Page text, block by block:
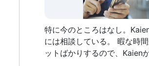
特に今のところはなし。
には相談している。 暇な時
ットばかりするので、Kaien